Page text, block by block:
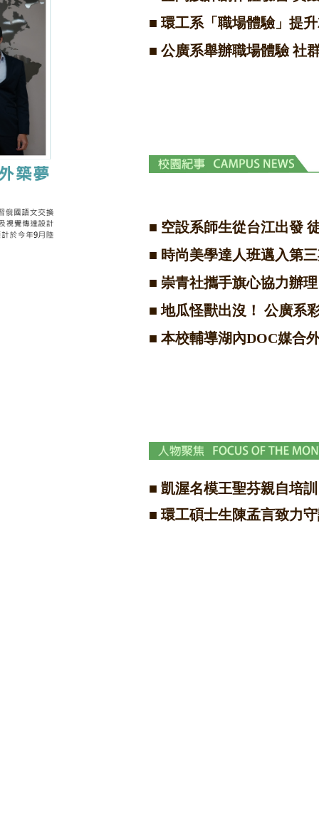
■ 環工系「職場體驗」提
■ 公廣系舉辦職場體驗 社
■ 空設系師生從台江出發
■ 時尚美學達人班邁入第
■ 崇青社攜手旗心協力辦
■地瓜怪獸出沒！ 公廣系
■ 本校輔導湖內DOC媒合
■ 凱渥名模王聖芬親自培
■ 環工碩士生陳孟言致力